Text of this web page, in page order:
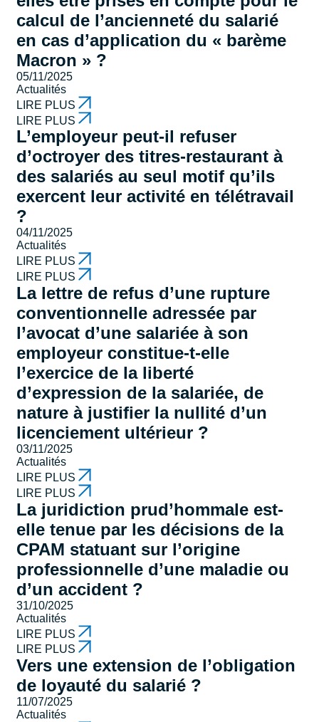
calcul de l’ancienneté du salarié
en cas d’application du « barème
Macron » ?
05/11/2025
Actualités
LIRE PLUS
LIRE PLUS
L’employeur peut-il refuser
d’octroyer des titres-restaurant à
des salariés au seul motif qu’ils
exercent leur activité en télétravail
?
04/11/2025
Actualités
LIRE PLUS
LIRE PLUS
La lettre de refus d’une rupture
conventionnelle adressée par
l’avocat d’une salariée à son
employeur constitue-t-elle
l’exercice de la liberté
d’expression de la salariée, de
nature à justifier la nullité d’un
licenciement ultérieur ?
03/11/2025
Actualités
LIRE PLUS
LIRE PLUS
La juridiction prud’hommale est-
elle tenue par les décisions de la
CPAM statuant sur l’origine
professionnelle d’une maladie ou
d’un accident ?
31/10/2025
Actualités
LIRE PLUS
LIRE PLUS
Vers une extension de l’obligation
de loyauté du salarié ?
11/07/2025
Actualités